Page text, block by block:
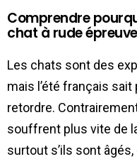
Comprendre
chat à rude épreuve
Les chats sont des
mais l’été français
retordre.
souffrent plus vite de
surtout s’ils sont